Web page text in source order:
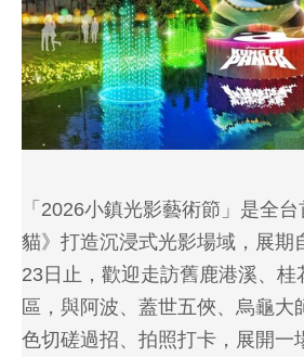
「2026小鎮光影藝術節」是全
貓》打造沉浸式光影場域，展期
23日止，歡迎走訪舊鹿港溪、桂
區，與阿波、蓋世五俠、烏龜大
色切磋過招、拍照打卡，展開一